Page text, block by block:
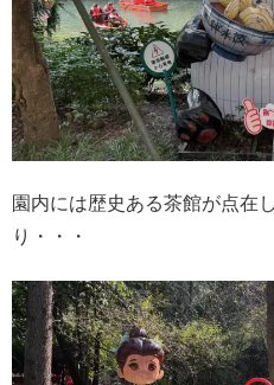
園内には歴史ある茶館が点在
り・・・